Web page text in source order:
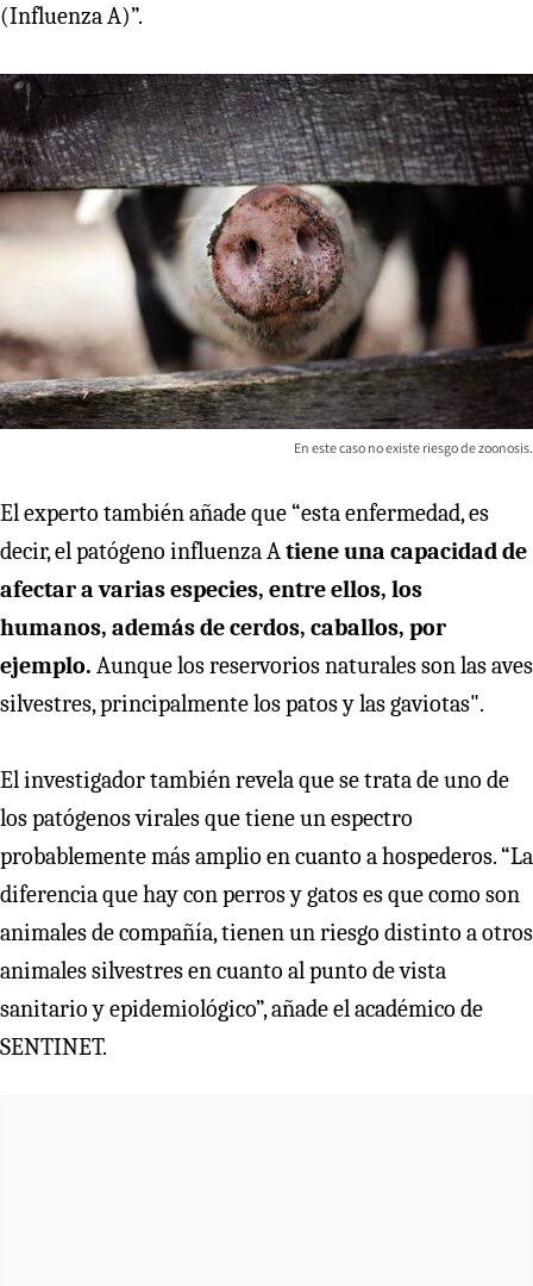
(Influenza A)”.
En este caso no existe riesgo de zoonosis.
El experto también añade que “esta enfermedad, es
decir, el patógeno influenza Atiene una capacidad de
afectar a varias especies, entre ellos, los
humanos, además de cerdos, caballos, por
ejemplo. Aunque los reservorios naturales son las aves
silvestres, principalmente los patos y las gaviotas".
El investigador también revela que se trata de uno de
los patógenos virales que tiene un espectro
probablemente más amplio en cuanto a hospederos. “La
diferencia que hay con perros y gatos es que como son
animales de compañía, tienen un riesgo distinto a otros
animales silvestres en cuanto al punto de vista
sanitario y epidemiológico”, añade el académico de
SENTINET.